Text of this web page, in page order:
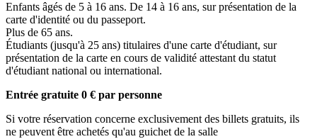
Enfants âgés de 5 à 16 ans. De 14 à 16 ans, sur présentation de la
carte d'identité ou du passeport.
Plus de 65 ans.
Étudiants (jusqu'à 25 ans) titulaires d'une carte d'étudiant, sur
présentation de la carte en cours de validité attestant du statut
d'étudiant national ou international.
Entrée gratuite 0 € par personne
Si votre réservation concerne exclusivement des billets gratuits, ils
ne peuvent être achetés qu'au guichet de la salle